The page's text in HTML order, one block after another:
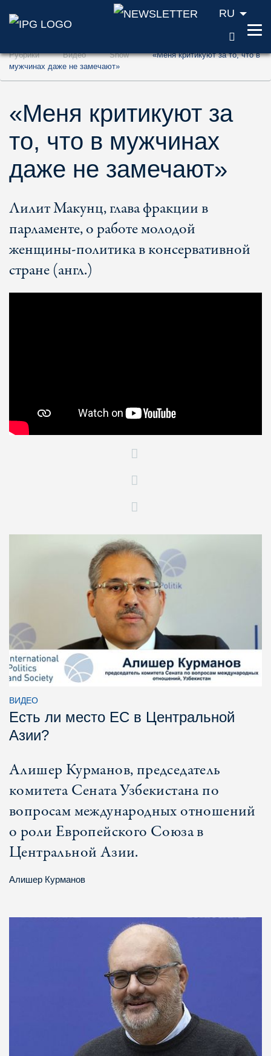
Перейти к содержанию (ключ доступа
Перейти к поиску (ключ доступа '2')
RU
Рубрики Видео Show
«Меня критикуют за то, что в
мужчинах даже не замечают»
«Меня критикуют за
то, что в мужчинах
даже не замечают»
Лилит Макунц, глава фракции в
парламенте, о работе молодой
женщины-политика в консервативной
стране (англ.)
ВИДЕО
Есть ли место ЕС в Центральной
Азии?
Алишер Курманов, председатель
комитета Сената Узбекистана по
вопросам международных отношений
о роли Европейского Союза в
Центральной Азии.
Алишер Курманов